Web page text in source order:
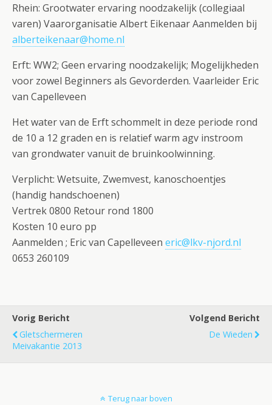
Rhein: Grootwater ervaring noodzakelijk (collegiaal
varen) Vaarorganisatie Albert Eikenaar Aanmelden bij
alberteikenaar@home.nl
Erft: WW2; Geen ervaring noodzakelijk; Mogelijkheden
voor zowel Beginners als Gevorderden. Vaarleider Eric
van Capelleveen
Het water van de Erft schommelt in deze periode rond
de 10 a 12 graden en is relatief warm agv instroom
van grondwater vanuit de bruinkoolwinning.
Verplicht: Wetsuite, Zwemvest, kanoschoentjes
(handig handschoenen)
Vertrek 0800 Retour rond 1800
Kosten 10 euro pp
Aanmelden ; Eric van Capelleveen eric@lkv-njord.nl
0653 260109
Vorig Bericht
Gletschermeren
Meivakantie 2013
Volgend Bericht
De Wieden
Terug naar boven